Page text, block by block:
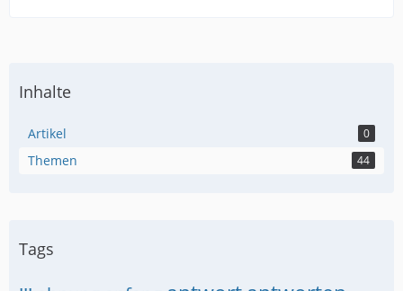
Inhalte
Artikel 0
Themen 44
Tags